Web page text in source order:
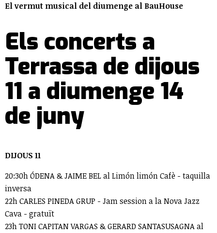
El vermut musical del diumenge al BauHouse
Els concerts a
Terrassa de dijous
11 a diumenge 14
de juny
DIJOUS 11
20:30h ÓDENA & JAIME BEL al Limón limón Cafè - taquilla
inversa
22h CARLES PINEDA GRUP - Jam session a la Nova Jazz
Cava - gratuït
23h TONI CAPITAN VARGAS & GERARD SANTASUSAGNA al